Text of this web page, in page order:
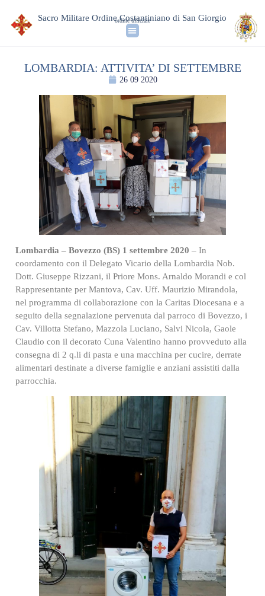
Sacro Militare Ordine Costantiniano di San Giorgio
ordine ufficiale
LOMBARDIA: ATTIVITA’ DI SETTEMBRE
26 09 2020
Lombardia – Bovezzo (BS) 1 settembre 2020 – In
coordamento con il Delegato Vicario della Lombardia Nob.
Dott. Giuseppe Rizzani, il Priore Mons. Arnaldo Morandi e col
Rappresentante per Mantova, Cav. Uff. Maurizio Mirandola,
nel programma di collaborazione con la Caritas Diocesana e a
seguito della segnalazione pervenuta dal parroco di Bovezzo, i
Cav. Villotta Stefano, Mazzola Luciano, Salvi Nicola, Gaole
Claudio con il decorato Cuna Valentino hanno provveduto alla
consegna di 2 q.li di pasta e una macchina per cucire, derrate
alimentari destinate a diverse famiglie e anziani assistiti dalla
parrocchia.